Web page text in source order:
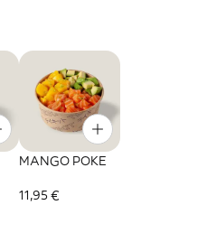
MANGO POKE
11,95 €